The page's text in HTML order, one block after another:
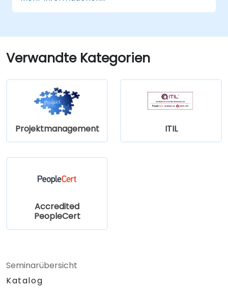
Analyse und Gestaltung konkreter
tatsächlichen Anforderungen.
Verwandte Kategorien
Projektmanagement ITIL
Accredited
PeopleCert
Seminarübersicht
Katalog